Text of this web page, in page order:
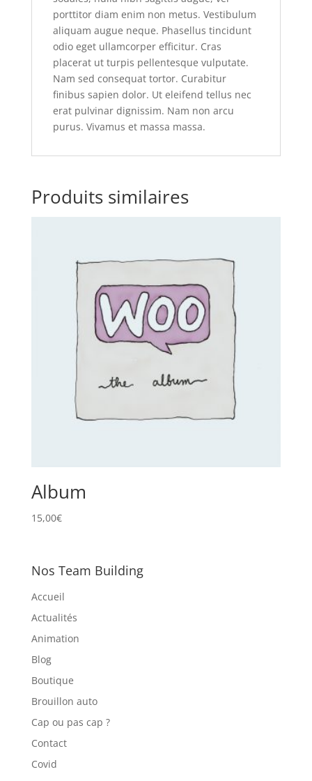
porttitor diam enim non metus. Vestibulum
aliquam augue neque. Phasellus tincidunt
odio eget ullamcorper efficitur. Cras
placerat ut turpis pellentesque vulputate.
Nam sed consequat tortor. Curabitur
finibus sapien dolor. Ut eleifend tellus nec
erat pulvinar dignissim. Nam non arcu
purus. Vivamus et massa massa.
Produits similaires
Album
15,00€
Nos Team Building
Accueil
Actualités
Animation
Blog
Boutique
Brouillon auto
Cap ou pas cap ?
Contact
Covid